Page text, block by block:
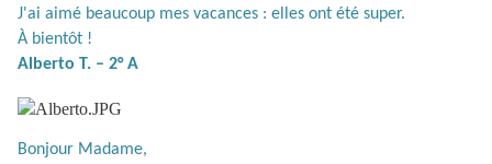
J'ai aimé beaucoup mes vacances : elles ont été super.
À bientôt !
Alberto T. – 2° A
Bonjour Madame,